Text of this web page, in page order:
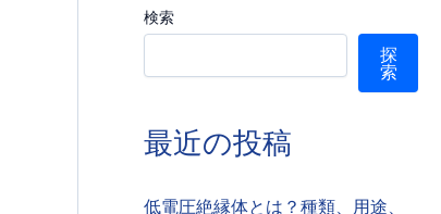
検索
探
索
最近の投稿
低電圧絶縁体とは？種類、用途、